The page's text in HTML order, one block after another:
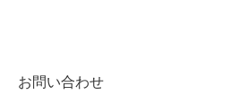
お問い合わせ